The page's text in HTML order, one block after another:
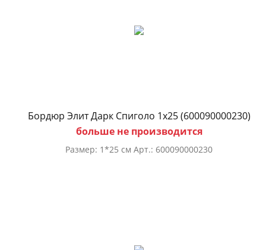
Бордюр Элит Дарк Спиголо 1х25 (600090000230)
больше не производится
Размер: 1*25 см Арт.: 600090000230